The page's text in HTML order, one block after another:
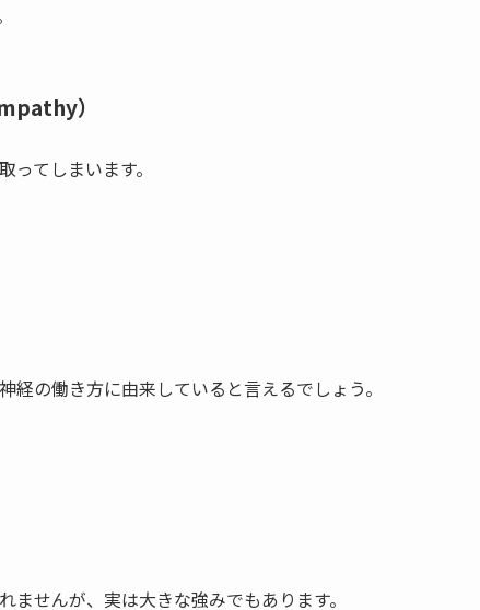
）
てしまいます。
の働き方に由来していると言えるでしょう。
ませんが、実は大きな強みでもあります。